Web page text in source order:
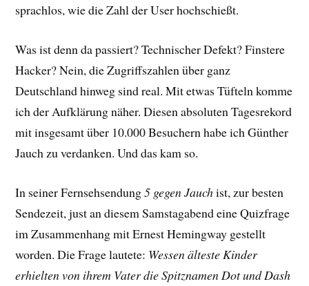
sprachlos, wie die Zahl der User hochschießt.
Was ist denn da passiert? Technischer Defekt? Finstere
Hacker? Nein, die Zugriffszahlen über ganz
Deutschland hinweg sind real. Mit etwas Tüfteln komme
ich der Aufklärung näher. Diesen absoluten Tagesrekord
mit insgesamt über 10.000 Besuchern habe ich Günther
Jauch zu verdanken. Und das kam so.
In seiner Fernsehsendung5 gegen Jauchist, zur besten
Sendezeit, just an diesem Samstagabend eine Quizfrage
im Zusammenhang mit Ernest Hemingway gestellt
worden. Die Frage lautete: Wessen älteste Kinder
erhielten von ihrem Vater die Spitznamen Dot und Dash